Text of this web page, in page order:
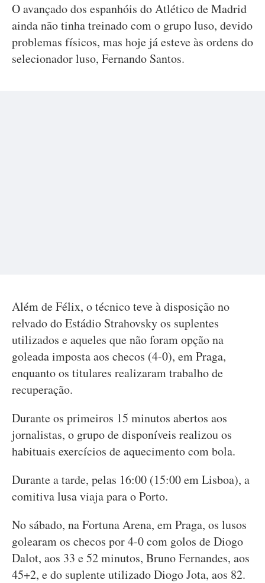
O avançado dos espanhóis do Atlético de Madrid
ainda não tinha treinado com o grupo luso, devido
problemas físicos, mas hoje já esteve às ordens do
selecionador luso, Fernando Santos.
Além de Félix, o técnico teve à disposição no
relvado do Estádio Strahovsky os suplentes
utilizados e aqueles que não foram opção na
goleada imposta aos checos (4-0), em Praga,
enquanto os titulares realizaram trabalho de
recuperação.
Durante os primeiros 15 minutos abertos aos
jornalistas, o grupo de disponíveis realizou os
habituais exercícios de aquecimento com bola.
Durante a tarde, pelas 16:00 (15:00 em Lisboa), a
comitiva lusa viaja para o Porto.
No sábado, na Fortuna Arena, em Praga, os lusos
golearam os checos por 4-0 com golos de Diogo
Dalot, aos 33 e 52 minutos, Bruno Fernandes, aos
45+2, e do suplente utilizado Diogo Jota, aos 82.